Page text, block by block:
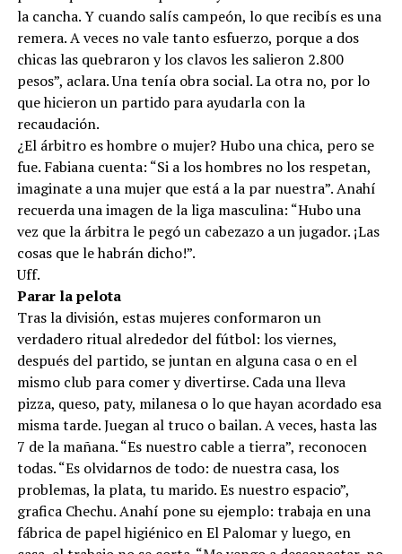
la cancha. Y cuando salís campeón, lo que recibís es una
remera. A veces no vale tanto esfuerzo, porque a dos
chicas las quebraron y los clavos les salieron 2.800
pesos”, aclara. Una tenía obra social. La otra no, por lo
que hicieron un partido para ayudarla con la
recaudación.
¿El árbitro es hombre o mujer? Hubo una chica, pero se
fue. Fabiana cuenta: “Si a los hombres no los respetan,
imaginate a una mujer que está a la par nuestra”. Anahí
recuerda una imagen de la liga masculina: “Hubo una
vez que la árbitra le pegó un cabezazo a un jugador. ¡Las
cosas que le habrán dicho!”.
Uff.
Parar la pelota
Tras la división, estas mujeres conformaron un
verdadero ritual alrededor del fútbol: los viernes,
después del partido, se juntan en alguna casa o en el
mismo club para comer y divertirse. Cada una lleva
pizza, queso, paty, milanesa o lo que hayan acordado esa
misma tarde. Juegan al truco o bailan. A veces, hasta las
7 de la mañana. “Es nuestro cable a tierra”, reconocen
todas. “Es olvidarnos de todo: de nuestra casa, los
problemas, la plata, tu marido. Es nuestro espacio”,
grafica Chechu. Anahí pone su ejemplo: trabaja en una
fábrica de papel higiénico en El Palomar y luego, en